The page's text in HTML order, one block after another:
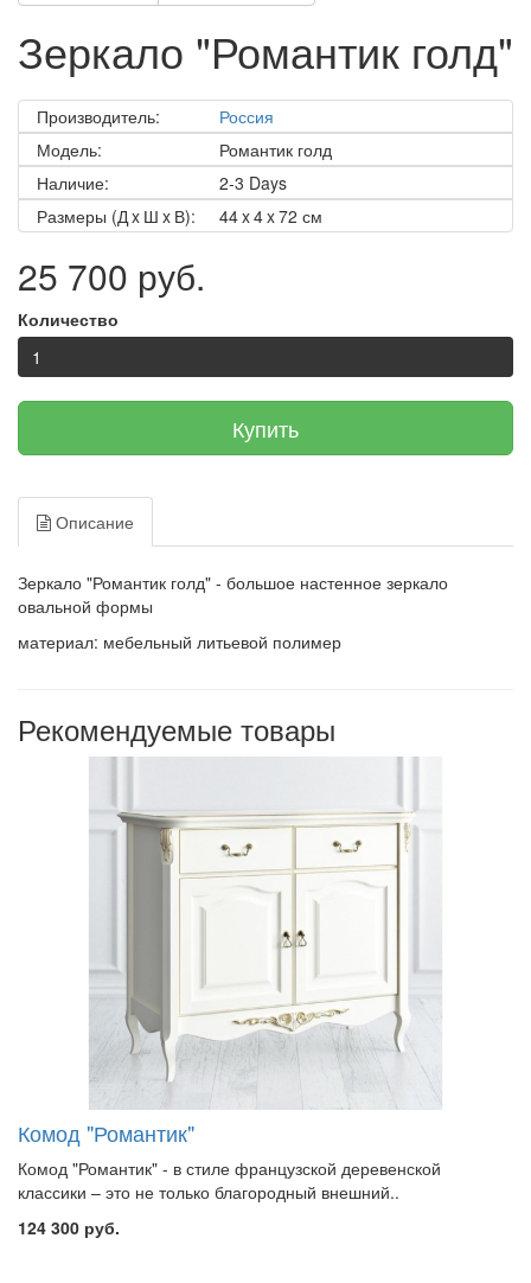
Зеркало "Романтик голд"
Производитель:
Россия
Модель:
Романтик голд
Наличие:
2-3 Days
Размеры (Д x Ш x В):
44 x 4 x 72 см
25 700 руб.
Количество
Купить
Описание
Зеркало "Романтик голд" - большое настенное зеркало
овальной формы
материал: мебельный литьевой полимер
Рекомендуемые товары
Комод "Романтик"
Комод "Романтик" - в стиле французской деревенской
классики – это не только благородный внешний..
124 300 руб.